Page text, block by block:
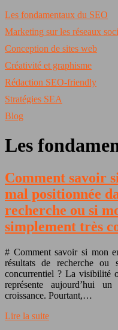
Les fondamentaux du SEO
Marketing sur les réseaux
Conception de sites web
Créativité et graphisme
Rédaction SEO-friendly
Stratégies SEA
Blog
Les
Comment savoir
mal positionnée
recherche ou si
simplement très
# Comment savoir si mon
résultats de recherche ou
concurrentiel ? La visibilité
représente aujourd’hui
croissance. Pourtant,…
Lire la suite